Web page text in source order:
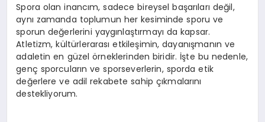
Spora olan inancım, sadece bireysel başarıları değil,
aynı zamanda toplumun her kesiminde sporu ve
sporun değerlerini yaygınlaştırmayı da kapsar.
Atletizm, kültürlerarası etkileşimin, dayanışmanın ve
adaletin en güzel örneklerinden biridir. İşte bu nedenle,
genç sporcuların ve sporseverlerin, sporda etik
değerlere ve adil rekabete sahip çıkmalarını
destekliyorum.